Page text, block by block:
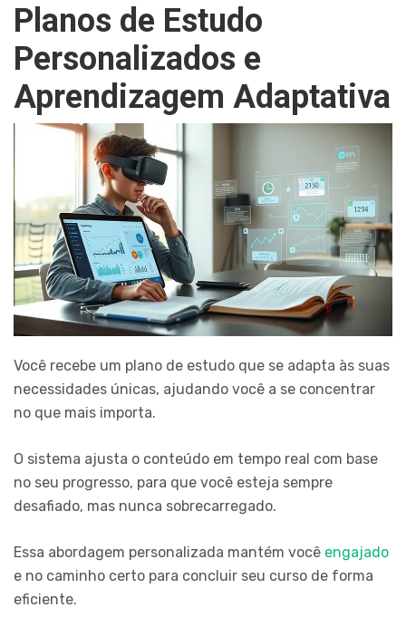
Planos de Estudo
Personalizados e
Aprendizagem Adaptativa
Você recebe um plano de estudo que se adapta às suas
necessidades únicas, ajudando você a se concentrar
no que mais importa.
O sistema ajusta o conteúdo em tempo real com base
no seu progresso, para que você esteja sempre
desafiado, mas nunca sobrecarregado.
Essa abordagem personalizada mantém você engajado
e no caminho certo para concluir seu curso de forma
eficiente.